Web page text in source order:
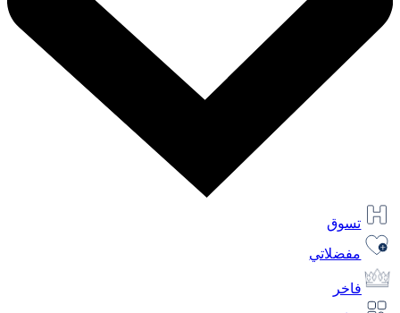
تسوق
مفضلاتي
فاخر